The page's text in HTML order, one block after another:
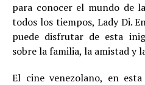
para conocer el mundo de
todos los tiempos, Lady Di.
puede disfrutar de esta
sobre la familia, la amistad y
El cine venezolano, en